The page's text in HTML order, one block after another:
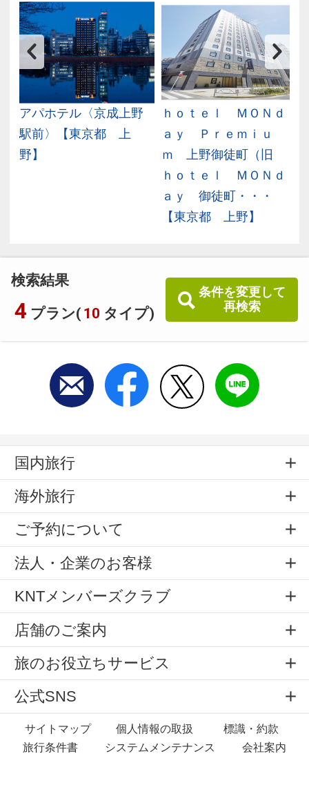
検索結果
4 プラン( 10 タイプ)
条件を変更して
再検索
アパホテル〈京成上野
駅前〉【東京都 上
野】
ｈｏｔｅｌ ＭＯＮｄ
ａｙ Ｐｒｅｍｉｕ
ｍ 上野御徒町（旧
ｈｏｔｅｌ ＭＯＮｄ
ａｙ 御徒町・・・
【東京都 上野】
国内旅行
海外旅行
ご予約について
法人・企業のお客様
KNTメンバーズクラブ
店舗のご案内
旅のお役立ちサービス
公式SNS
サイトマップ 個人情報の取扱
標識・約款
旅行条件書
システムメンテナンス 会社案内